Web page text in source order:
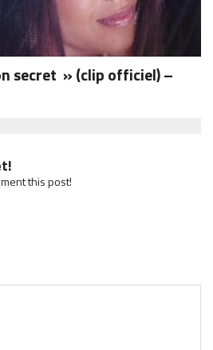
secret » (clip officiel) –
this post!